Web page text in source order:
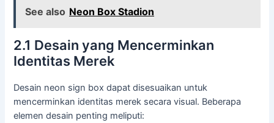
See also Neon Box Stadion
2.1 Desain yang Mencerminkan
Identitas Merek
Desain neon sign box dapat disesuaikan untuk
mencerminkan identitas merek secara visual. Beberapa
elemen desain penting meliputi: